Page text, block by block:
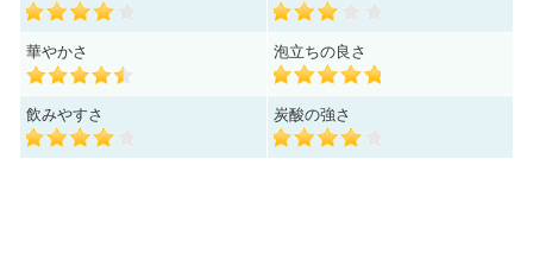
華やかさ 泡立ちの良さ
飲みやすさ 炭酸の強さ